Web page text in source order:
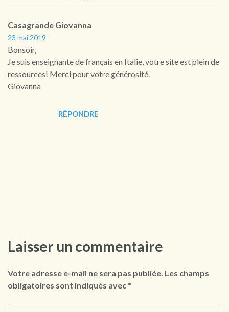
Casagrande Giovanna
23 mai 2019
Bonsoir,
Je suis enseignante de français en Italie, votre site est plein de
ressources! Merci pour votre générosité.
Giovanna
RÉPONDRE
Laisser un commentaire
Votre adresse e-mail ne sera pas publiée. Les champs
obligatoires sont indiqués avec *